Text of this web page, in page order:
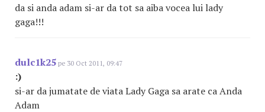
da si anda adam si-ar da tot sa aiba vocea lui lady
gaga!!!
dulc1k25 pe 30 Oct 2011, 09:47
:)
si-ar da jumatate de viata Lady Gaga sa arate ca Anda
Adam